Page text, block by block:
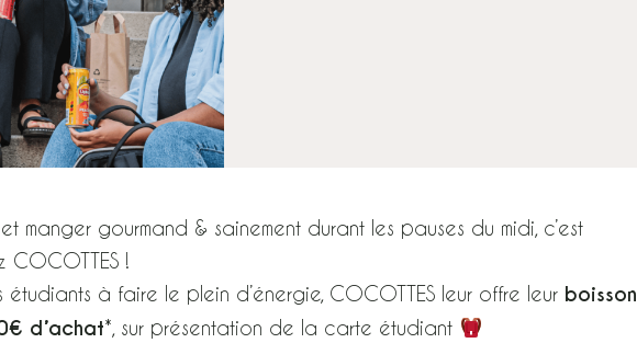
manger gourmand & sainement durant les pauses du midi, c’est
COCOTTES !
étudiants à faire le plein d’énergie, COCOTTES leur offre leur boisson
d’achat*, sur présentation de la carte étudiant